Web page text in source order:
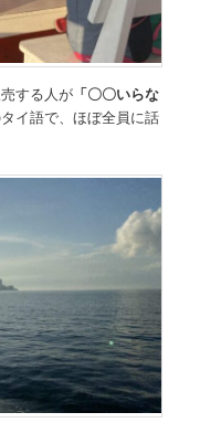
する人が 「〇〇いらな
イ語で、ほぼ全員に話